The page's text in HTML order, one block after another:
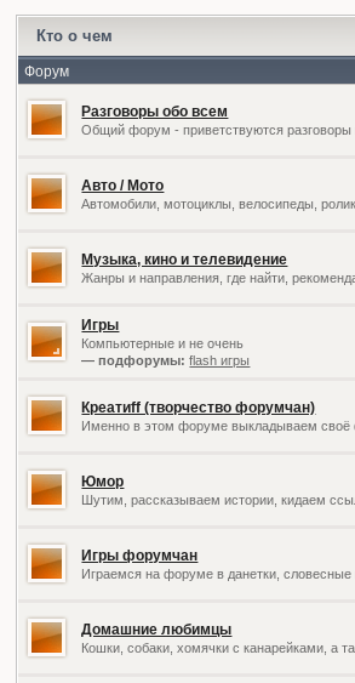
Кто о чем
Форум
Разговоры обо всем
Общий форум - приветствуются
Авто / Мото
Автомобили, мотоциклы, велосипеды,
Музыка, кино и телевидение
Жанры и направления, где найти,
Игры
Компьютерные и не очень
— подфорумы: flash игры
Креатиff (творчество форумчан)
Именно в этом форуме выкладываем своё
Юмор
Шутим, рассказываем истории, кидаем
Игры форумчан
Играемся на форуме в данетки, словесные
Домашние любимцы
Кошки, собаки, хомячки с канарейками, а